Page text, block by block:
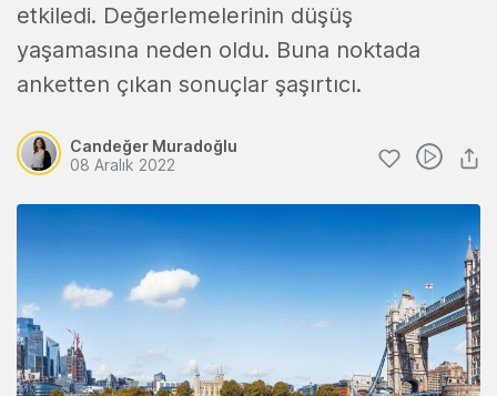
etkiledi. Değerlemelerinin düşüş
yaşamasına neden oldu. Buna noktada
anketten çıkan sonuçlar şaşırtıcı.
Candeğer Muradoğlu
08 Aralık 2022